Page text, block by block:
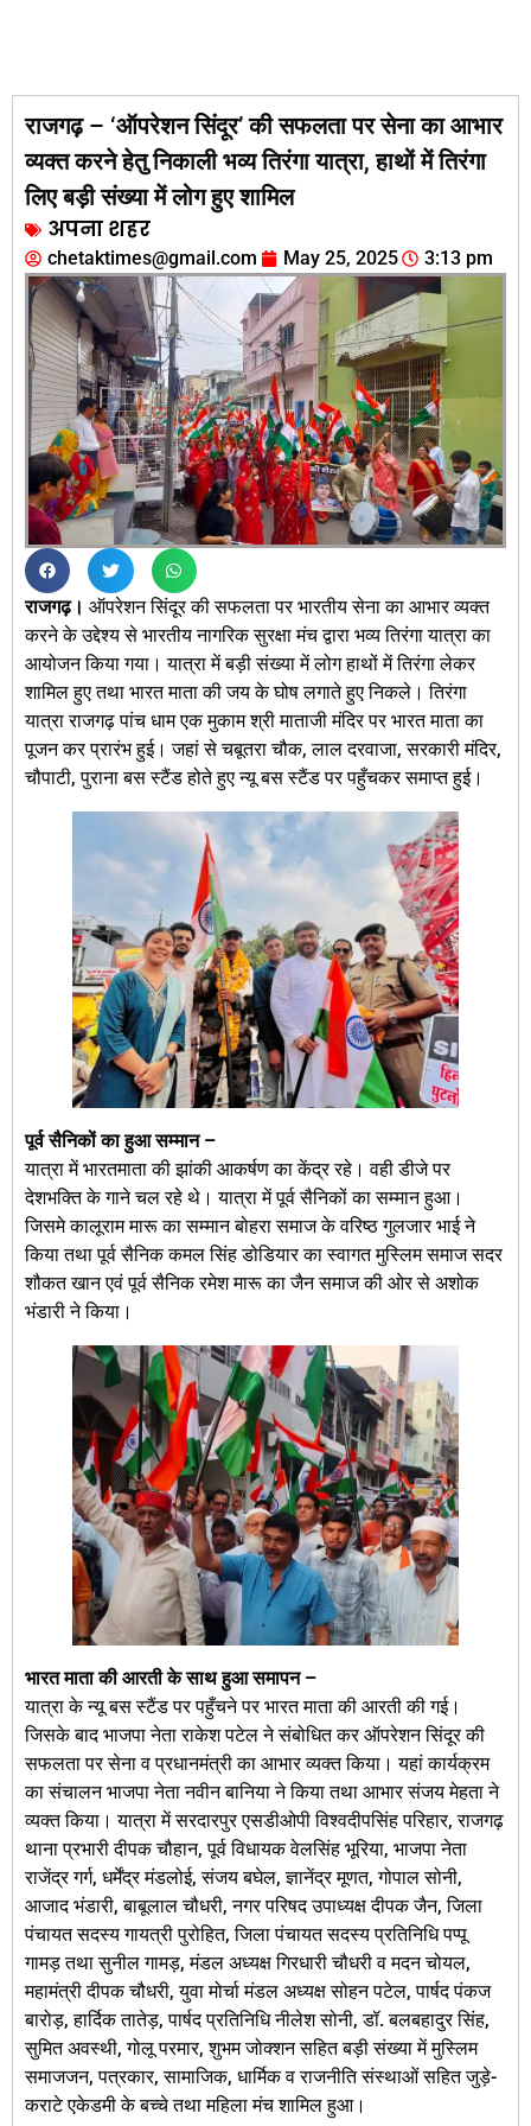
राजगढ़ – ‘ऑपरेशन सिंदूर’ की सफलता पर सेना का आभार
व्यक्त करने हेतु निकाली भव्य तिरंगा यात्रा, हाथों में तिरंगा
लिए बड़ी संख्या में लोग हुए शामिल
अपना शहर
chetaktimes@gmail.com May 25, 2025 3:13 pm
राजगढ़। ऑपरेशन सिंदूर की सफलता पर भारतीय सेना का आभार व्यक्त
करने के उद्देश्य से भारतीय नागरिक सुरक्षा मंच द्वारा भव्य तिरंगा यात्रा का
आयोजन किया गया। यात्रा में बड़ी संख्या में लोग हाथों में तिरंगा लेकर
शामिल हुए तथा भारत माता की जय के घोष लगाते हुए निकले। तिरंगा
यात्रा राजगढ़ पांच धाम एक मुकाम श्री माताजी मंदिर पर भारत माता का
पूजन कर प्रारंभ हुई। जहां से चबूतरा चौक, लाल दरवाजा, सरकारी मंदिर,
चौपाटी, पुराना बस स्टैंड होते हुए न्यू बस स्टैंड पर पहुँचकर समाप्त हुई।
पूर्व सैनिकों का हुआ सम्मान –
यात्रा में भारतमाता की झांकी आकर्षण का केंद्र रहे। वही डीजे पर
देशभक्ति के गाने चल रहे थे। यात्रा में पूर्व सैनिकों का सम्मान हुआ।
जिसमे कालूराम मारू का सम्मान बोहरा समाज के वरिष्ठ गुलजार भाई ने
किया तथा पूर्व सैनिक कमल सिंह डोडियार का स्वागत मुस्लिम समाज सदर
शौकत खान एवं पूर्व सैनिक रमेश मारू का जैन समाज की ओर से अशोक
भंडारी ने किया।
भारत माता की आरती के साथ हुआ समापन –
यात्रा के न्यू बस स्टैंड पर पहुँचने पर भारत माता की आरती की गई।
जिसके बाद भाजपा नेता राकेश पटेल ने संबोधित कर ऑपरेशन सिंदूर की
सफलता पर सेना व प्रधानमंत्री का आभार व्यक्त किया। यहां कार्यक्रम
का संचालन भाजपा नेता नवीन बानिया ने किया तथा आभार संजय मेहता ने
व्यक्त किया। यात्रा में सरदारपुर एसडीओपी विश्वदीपसिंह परिहार, राजगढ़
थाना प्रभारी दीपक चौहान, पूर्व विधायक वेलसिंह भूरिया, भाजपा नेता
राजेंद्र गर्ग, धर्मेंद्र मंडलोई, संजय बघेल, ज्ञानेंद्र मूणत, गोपाल सोनी,
आजाद भंडारी, बाबूलाल चौधरी, नगर परिषद उपाध्यक्ष दीपक जैन, जिला
पंचायत सदस्य गायत्री पुरोहित, जिला पंचायत सदस्य प्रतिनिधि पप्पू
गामड़ तथा सुनील गामड़, मंडल अध्यक्ष गिरधारी चौधरी व मदन चोयल,
महामंत्री दीपक चौधरी, युवा मोर्चा मंडल अध्यक्ष सोहन पटेल, पार्षद पंकज
बारोड़, हार्दिक तातेड़, पार्षद प्रतिनिधि नीलेश सोनी, डॉ. बलबहादुर सिंह,
सुमित अवस्थी, गोलू परमार, शुभम जोक्शन सहित बड़ी संख्या में मुस्लिम
समाजजन, पत्रकार, सामाजिक, धार्मिक व राजनीति संस्थाओं सहित जुड़े-
कराटे एकेडमी के बच्चे तथा महिला मंच शामिल हुआ।